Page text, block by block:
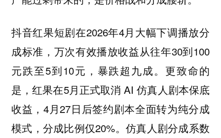
抖音红果短剧在2026年4月大幅下调播放分
成标准，万次有效播放收益从往年30到100
元跌至5到10元，暴跌超九成。更致命的
是，红果在5月正式取消 AI 仿真人剧本保底
收益，4月27日后签约剧本全面转为纯分成
模式，分成比例仅20%。仿真人剧分成系数